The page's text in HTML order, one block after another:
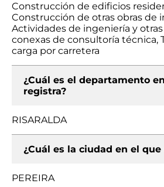
Construcción de edificios
Construcción de otras obras de
Actividades de ingeniería y
conexas de consultoría técnica,
carga por carretera
¿Cuál es el departamento
registra?
RISARALDA
¿Cuál es la ciudad en el
PEREIRA